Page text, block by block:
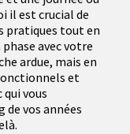
il est crucial de
pratiques tout en
avec votre
ardue, mais en
et
vous
de vos années